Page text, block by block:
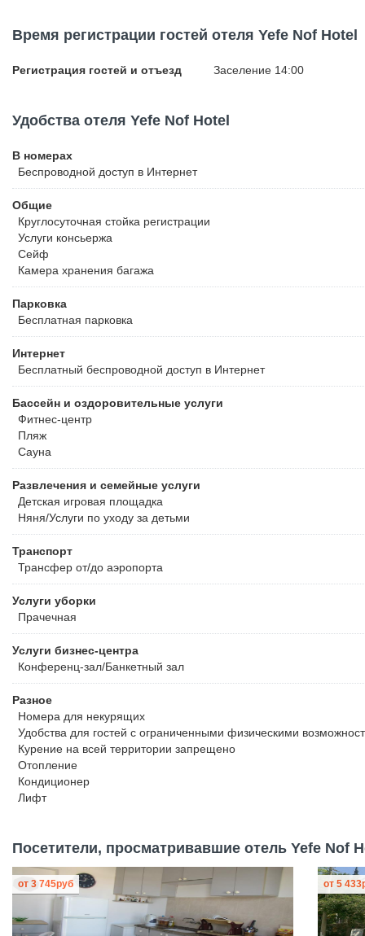
Время регистрации гостей отеля Yefe Nof Hotel
Регистрация гостей и отъезд Заселение 14:00
Удобства отеля Yefe Nof Hotel
В номерах
Беспроводной доступ в Интернет
Общие
Круглосуточная стойка регистрации
Услуги консьержа
Сейф
Камера хранения багажа
Парковка
Бесплатная парковка
Интернет
Бесплатный беспроводной доступ в Интернет
Бассейн и оздоровительные услуги
Фитнес-центр
Пляж
Сауна
Развлечения и семейные услуги
Детская игровая площадка
Няня/Услуги по уходу за детьми
Транспорт
Трансфер от/до аэропорта
Услуги уборки
Прачечная
Услуги бизнес-центра
Конференц-зал/Банкетный зал
Разное
Номера для некурящих
Удобства для гостей с ограниченными физическими
Курение на всей территории запрещено
Отопление
Кондиционер
Лифт
Посетители, просматривавшие отель Yefe Nof
от 3 745руб от 5 433